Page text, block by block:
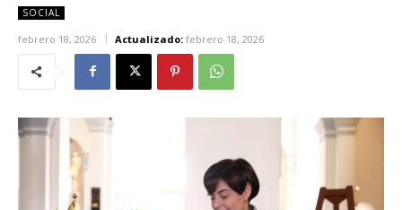
SOCIAL
febrero 18, 2026 Actualizado: febrero 18, 2026